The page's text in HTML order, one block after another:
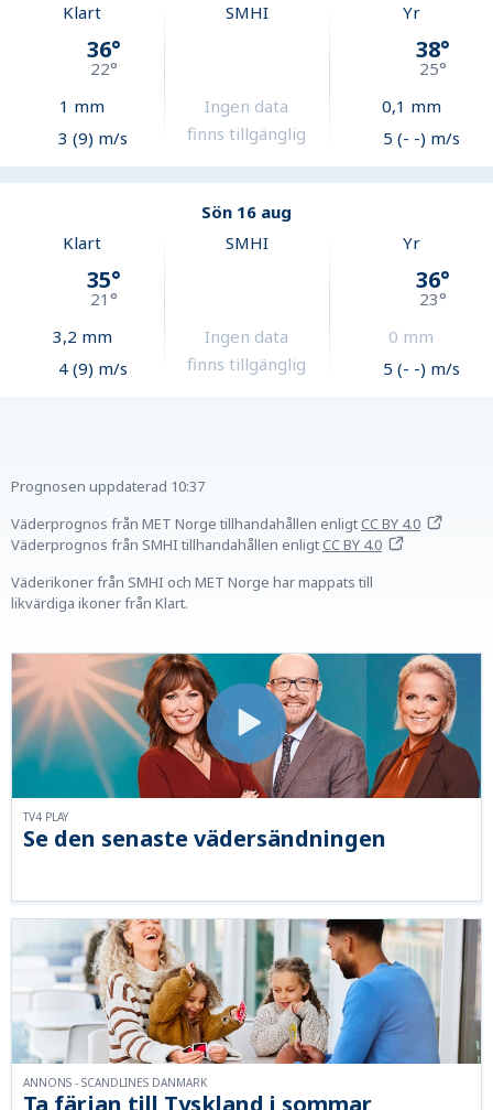
Klart
36°
22°
1 mm
3 (9) m/s
SMHI
Ingen data
finns tillgänglig
Yr
38°
25°
0,1 mm
5 (- -) m/s
Sön 16 aug
Klart
35°
21°
3,2 mm
4 (9) m/s
SMHI
Ingen data
finns tillgänglig
Yr
36°
23°
0 mm
5 (- -) m/s
Prognosen uppdaterad 10:37
Väderprognos från MET Norge tillhandahållen enligtCC BY 4.0
Väderprognos från SMHI tillhandahållen enligtCC BY 4.0
Väderikoner från SMHI och MET Norge har mappats till
likvärdiga ikoner från Klart.
Se den senaste vädersändningen
TV4 PLAY
ANNONS - SCANDLINES DANMARK